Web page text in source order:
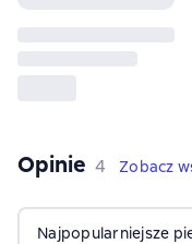
Opinie 4 opinie
4 Zobacz
Najpopularniejsze